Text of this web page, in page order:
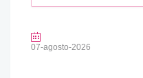
07-agosto-2026